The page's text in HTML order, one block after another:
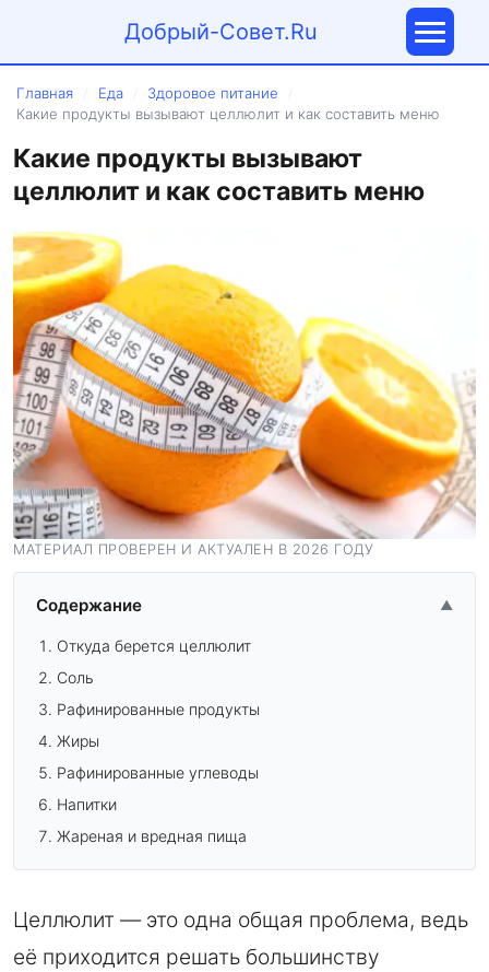
Добрый-Совет.Ru
Главная Еда Здоровое питание
Какие продукты вызывают целлюлит и как составить меню
Какие продукты вызывают
целлюлит и как составить меню
МАТЕРИАЛ ПРОВЕРЕН И АКТУАЛЕН В 2026 ГОДУ
Содержание ▲
Откуда берется целлюлит
Соль
Рафинированные продукты
Жиры
Рафинированные углеводы
Напитки
Жареная и вредная пища
Целлюлит — это одна общая проблема, ведь
её приходится решать большинству